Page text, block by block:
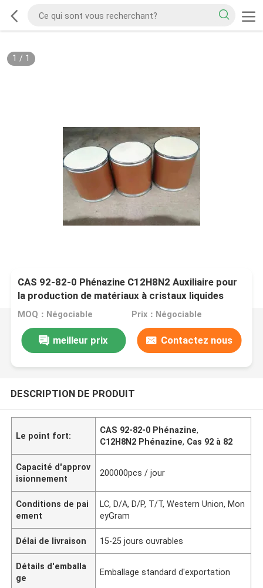
1 / 1
CAS 92-82-0 Phénazine C12H8N2 Auxiliaire pour
la production de matériaux à cristaux liquides
MOQ：Négociable Prix：Négociable
meilleur prix Contactez nous
DESCRIPTION DE PRODUIT
Le point fort:
CAS 92-82-0 Phénazine,
C12H8N2 Phénazine, Cas 92 à 82
Capacité d'approv
isionnement
200000pcs / jour
Conditions de pai
ement
LC, D/A, D/P, T/T, Western Union, Mon
eyGram
Délai de livraison 15-25 jours ouvrables
Détails d'emballa
ge
Emballage standard d'exportation